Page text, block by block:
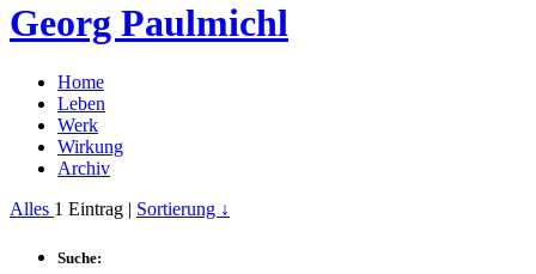
Georg Paulmichl
Home
Leben
Werk
Wirkung
Archiv
Alles 1 Eintrag | Sortierung ↓
Suche: